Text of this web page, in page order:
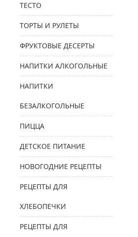
ТЕСТО
ТОРТЫ И РУЛЕТЫ
ФРУКТОВЫЕ ДЕСЕРТЫ
НАПИТКИ АЛКОГОЛЬНЫЕ
НАПИТКИ
БЕЗАЛКОГОЛЬНЫЕ
ПИЦЦА
ДЕТСКОЕ ПИТАНИЕ
НОВОГОДНИЕ РЕЦЕПТЫ
РЕЦЕПТЫ ДЛЯ
ХЛЕБОПЕЧКИ
РЕЦЕПТЫ ДЛЯ